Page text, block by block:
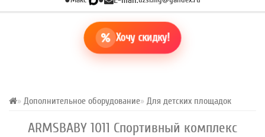
Хочу скидку!
Дополнительное оборудование Для детских площадок
ARMSBABY 1011 Спортивный комплекс